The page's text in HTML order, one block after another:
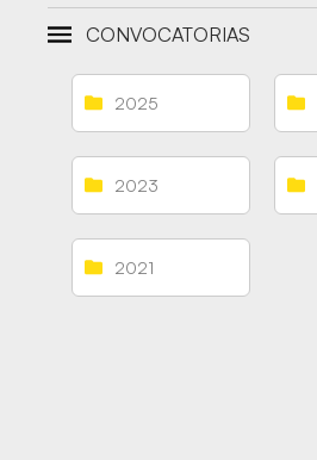
CONVOCATORIAS
2025
2023
2021